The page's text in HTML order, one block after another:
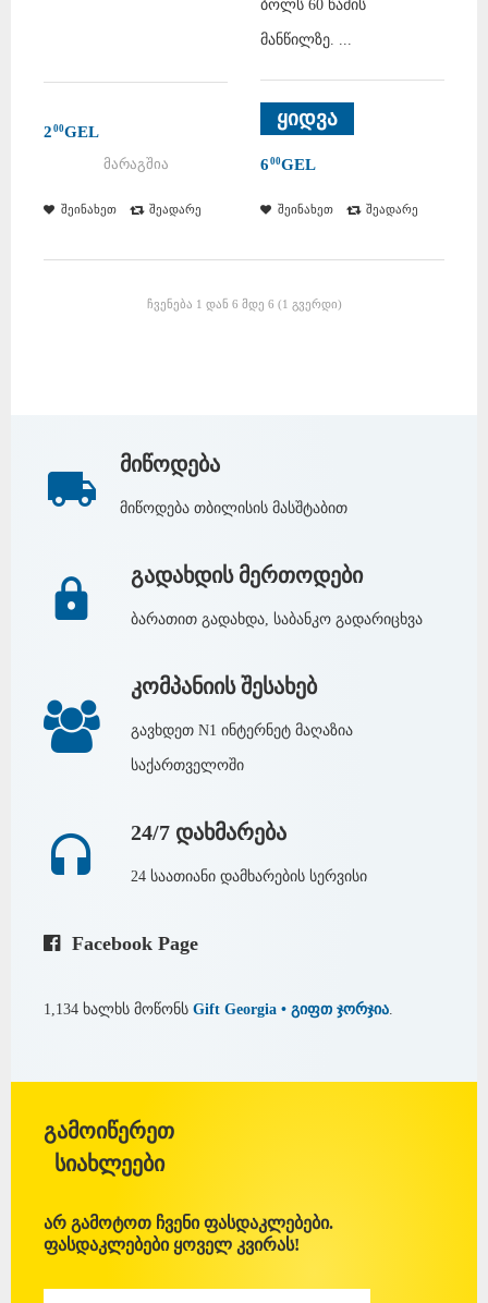
2 00GEL
შეინახეთ შეადარე
მარაგშია
ბოლს 60 წამის
მანწილზე. ...
ყიდვა
6 00GEL
შეინახეთ შეადარე
ჩვენება 1 დან 6 მდე 6 (1 გვერდი)
მიწოდება
მიწოდება თბილისის მასშტაბით
გადახდის მერთოდები
ბარათით გადახდა, საბანკო გადარიცხვა
კომპანიის შესახებ
გავხდეთ N1 ინტერნეტ მაღაზია
საქართველოში
24/7 დახმარება
24 საათიანი დამხარების სერვისი
Facebook Page
1,134 ხალხს მოწონს Gift Georgia • გიფთ ჯორჯია
გამოიწერეთ
სიახლეები
არ გამოტოთ ჩვენი ფასდაკლებები.
ფასდაკლებები ყოველ კვირას!